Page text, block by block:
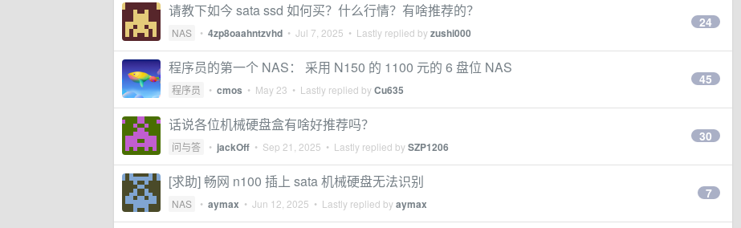
请教下如今 sata ssd 如何买？什么行情？有啥推荐的？
NAS • 4zp8oaahntzvhd • Jul 7, 2025 • Lastly replied byzushi000
24
程序员的第一个 NAS： 采用 N150 的 1100 元的 6 盘位 NAS
程序员 • cmos • May 23 • Lastly replied byCu635
45
话说各位机械硬盘盒有啥好推荐吗？
问与答 • jackOff • Sep 21, 2025 • Lastly replied bySZP1206
30
[求助] 畅网 n100 插上 sata 机械硬盘无法识别
NAS • aymax • Jun 12, 2025 • Lastly replied byaymax
7